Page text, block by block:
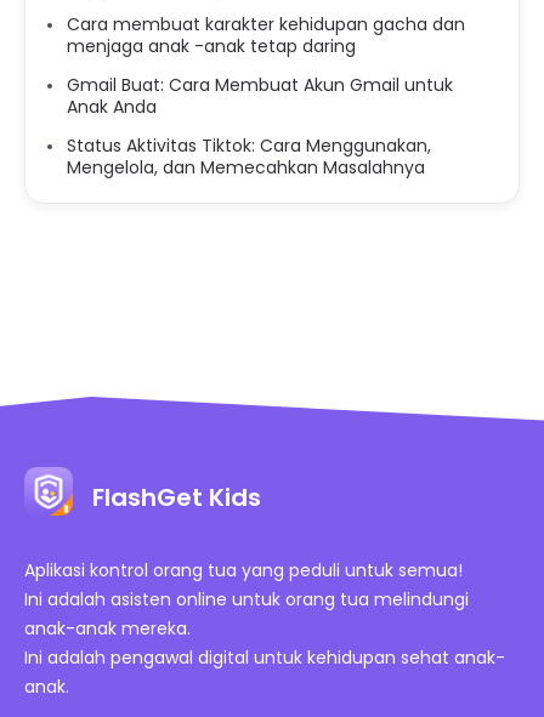
Cara membuat karakter kehidupan gacha dan
menjaga anak -anak tetap daring
Gmail Buat: Cara Membuat Akun Gmail untuk
Anak Anda
Status Aktivitas Tiktok: Cara Menggunakan,
Mengelola, dan Memecahkan Masalahnya
FlashGet Kids
Aplikasi kontrol orang tua yang peduli untuk semua!
Ini adalah asisten online untuk orang tua melindungi
anak-anak mereka.
Ini adalah pengawal digital untuk kehidupan sehat anak-
anak.